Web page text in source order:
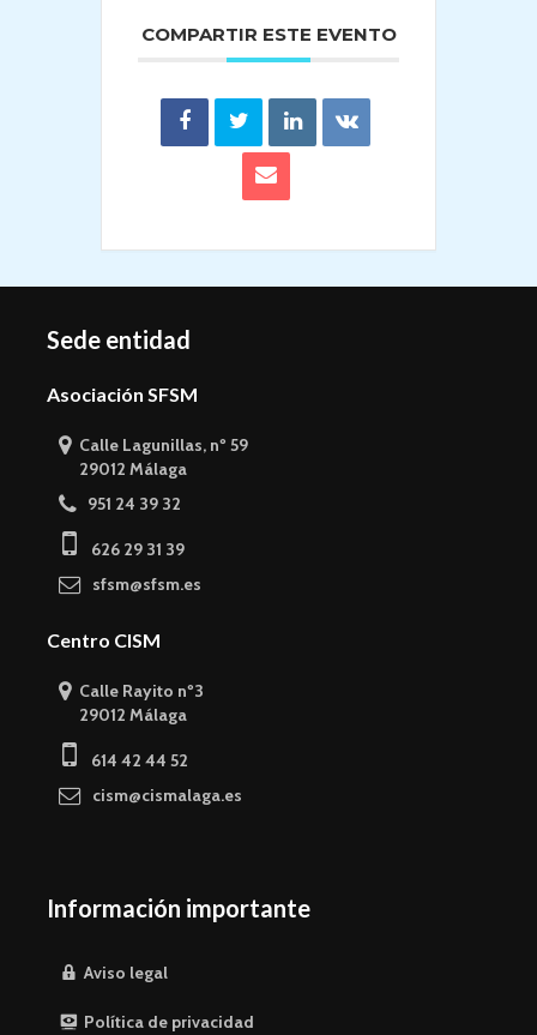
COMPARTIR ESTE EVENTO
Sede entidad
Asociación SFSM
Calle Lagunillas, nº 59
29012 Málaga
951 24 39 32
626 29 31 39
sfsm@sfsm.es
Centro CISM
Calle Rayito nº3
29012 Málaga
614 42 44 52
cism@cismalaga.es
Información importante
Aviso legal
Política de privacidad